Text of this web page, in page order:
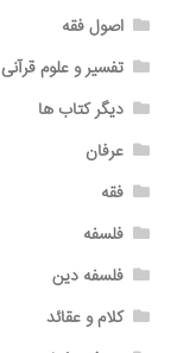
اصول فقه
تفسیر و علوم قرآنی
دیگر کتاب ها
عرفان
فقه
فلسفه
فلسفه دین
کلام و عقائد